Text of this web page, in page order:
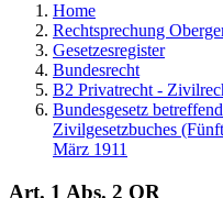
Home
Rechtsprechung
Gesetzesregister
Bundesrecht
B2 Privatrecht -
Bundesgesetz
Zivilgesetzbuches
März 1911
Art. 1 Abs. 2 OR